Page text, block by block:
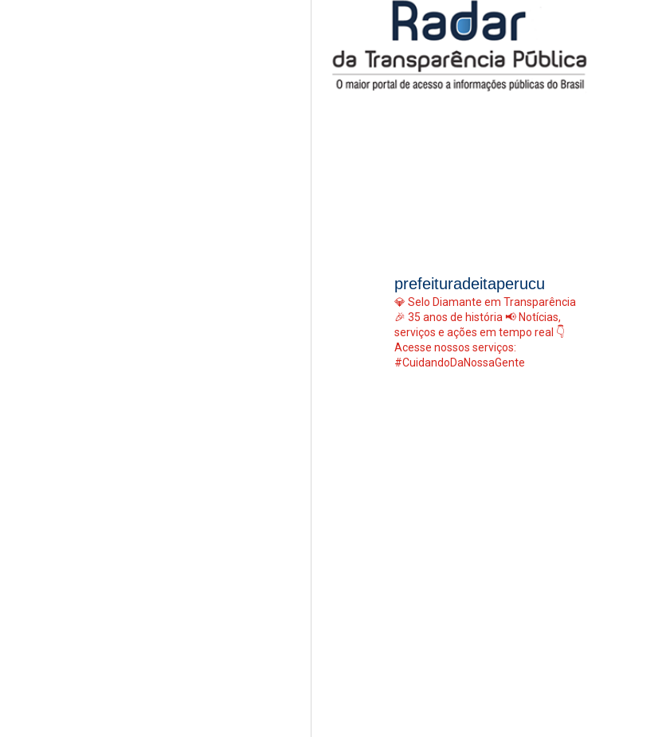
prefeituradeitaperucu
💎 Selo Diamante em Transparência
🎉 35 anos de história 📢 Notícias,
serviços e ações em tempo real 👇
Acesse nossos serviços:
#CuidandoDaNossaGente